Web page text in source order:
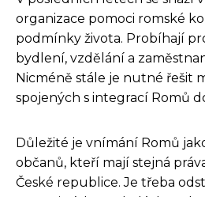
organizace pomoci romské
podmínky života. Probíhají
bydlení, vzdělání a
Nicméně stále je nutné řešit
spojených s integrací Romů
Důležité je vnímání Romů
občanů, kteří mají stejná
České republice. Je třeba